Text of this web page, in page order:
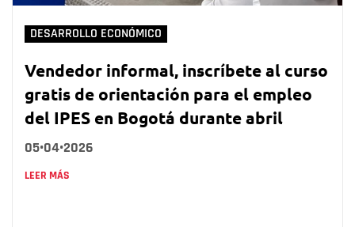
DESARROLLO ECONÓMICO
Vendedor informal, inscríbete al curso
gratis de orientación para el empleo
del IPES en Bogotá durante abril
05•04•2026
LEER MÁS